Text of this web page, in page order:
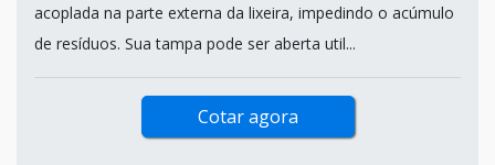
acoplada na parte externa da lixeira, impedindo o acúmulo
de resíduos. Sua tampa pode ser aberta util...
Cotar agora